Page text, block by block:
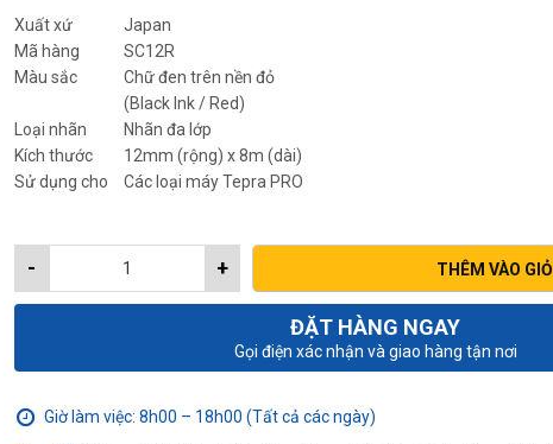
là:
234,000₫.
195,000₫.
Xuất xứ
Japan
Mã hàng
SC12R
Màu sắc
Chữ đen trên nền đỏ
(Black Ink / Red)
Loại nhãn
Nhãn đa lớp
Kích thước
12mm (rộng) x 8m (dài)
Sử dụng cho
Các loại máy Tepra PRO
+
- THÊM VÀO GIỎ
ĐẶT HÀNG NGAY
Gọi điện xác nhận và giao hàng tận nơi
Giờ làm việc: 8h00 – 18h00 (Tất cả các ngày)